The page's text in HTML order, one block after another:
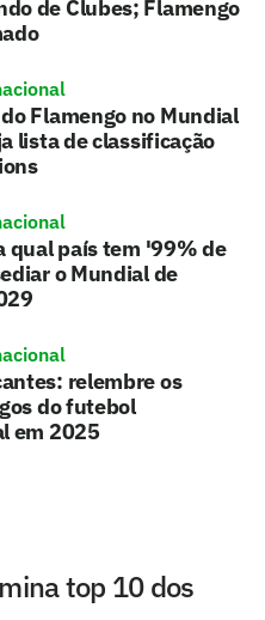
de Clubes; Flamengo
Flamengo no Mundial
lista de classificação
qual país tem '99% de
o Mundial de
relembre os
do futebol
em 2025
top 10 dos